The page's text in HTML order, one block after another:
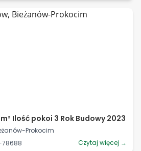
Ilość pokoi 3 Rok Budowy 2023
Prokocim
78688
Czytaj więcej →